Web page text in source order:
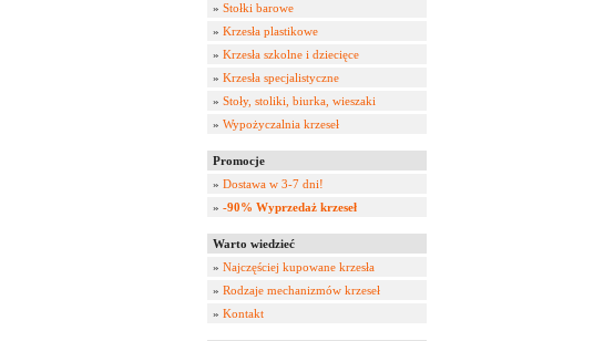
» Stołki barowe
» Krzesła plastikowe
» Krzesła szkolne i dziecięce
» Krzesła specjalistyczne
» Stoły, stoliki, biurka, wieszaki
» Wypożyczalnia krzeseł
Promocje
» Dostawa w 3-7 dni!
» -90% Wyprzedaż krzeseł
Warto wiedzieć
» Najczęściej kupowane krzesła
» Rodzaje mechanizmów krzeseł
» Kontakt